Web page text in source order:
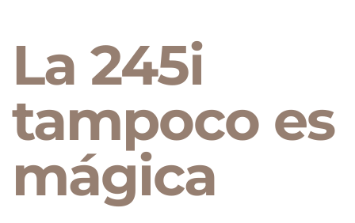
La 245i
tampoco es
mágica